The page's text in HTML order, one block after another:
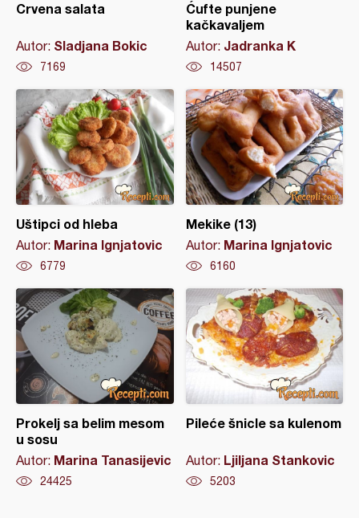
Crvena salata
Autor: Sladjana Bokic
7169
Ćufte punjene
kačkavaljem
Autor: Jadranka K
14507
Uštipci od hleba
Autor: Marina Ignjatovic
6779
Mekike (13)
Autor: Marina Ignjatovic
6160
Prokelj sa belim mesom
u sosu
Autor: Marina Tanasijevic
24425
Pileće šnicle sa kulenom
Autor: Ljiljana Stankovic
5203